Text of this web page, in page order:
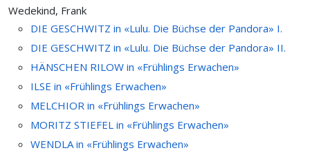
Wedekind, Frank
DIE GESCHWITZ in «Lulu. Die Büchse der Pandora» I.
DIE GESCHWITZ in «Lulu. Die Büchse der Pandora» II.
HÄNSCHEN RILOW in «Frühlings Erwachen»
ILSE in «Frühlings Erwachen»
MELCHIOR in «Frühlings Erwachen»
MORITZ STIEFEL in «Frühlings Erwachen»
WENDLA in «Frühlings Erwachen»